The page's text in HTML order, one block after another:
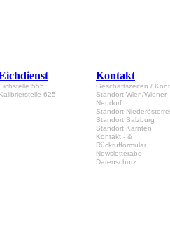
Eichstelle 555
Kalibrierstelle 625
Kontakt
Geschäftszeiten /
Standort Wien/Wiener
Neudorf
Standort
Standort Salzburg
Standort Kärnten
Kontakt - &
Rückrufformular
Newsletterabo
Datenschutz